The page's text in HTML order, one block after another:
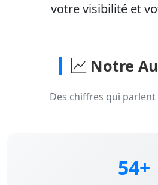
votre visibilité et
Notre
Des chiffres qui parlent
54+